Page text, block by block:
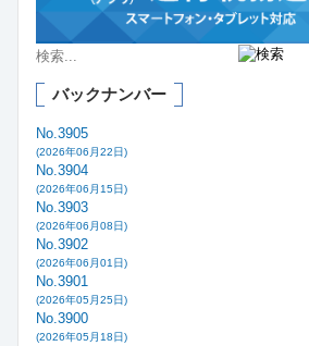
バックナンバー
No.3905
(2026年06月22日)
No.3904
(2026年06月15日)
No.3903
(2026年06月08日)
No.3902
(2026年06月01日)
No.3901
(2026年05月25日)
No.3900
(2026年05月18日)